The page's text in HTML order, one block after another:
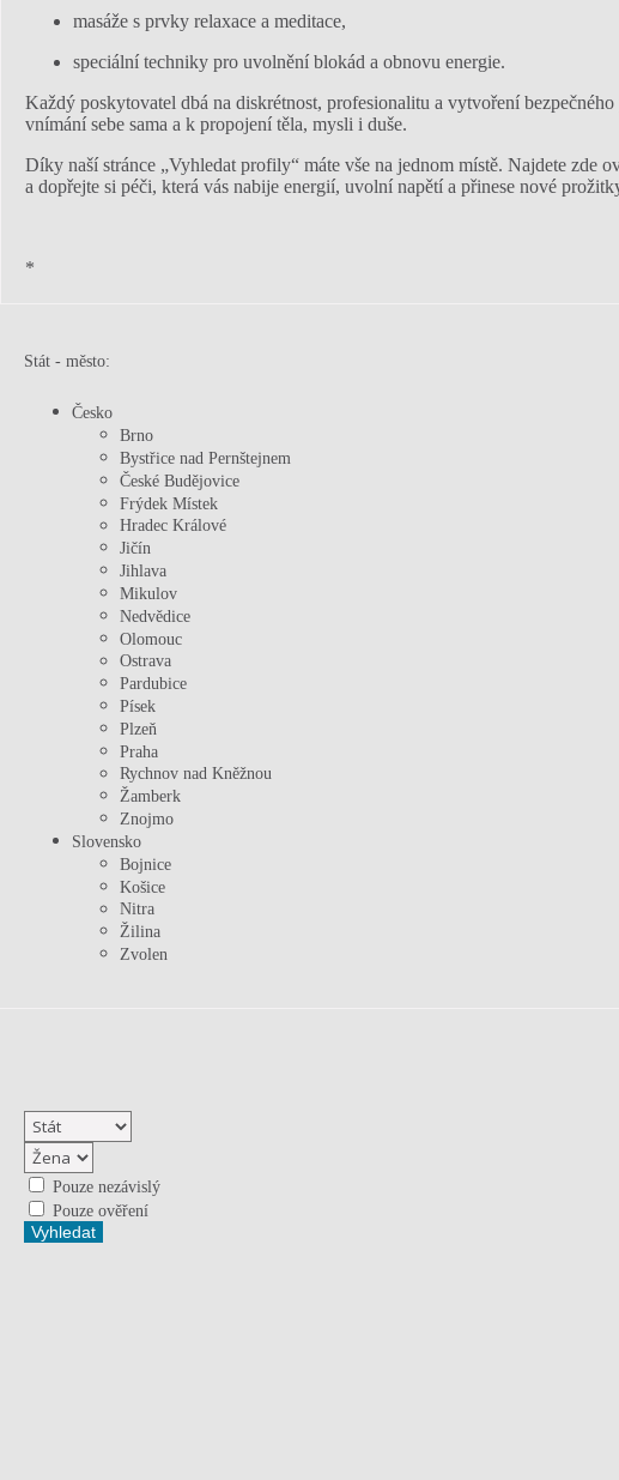
masáže s prvky relaxace a meditace,
speciální techniky pro uvolnění blokád a obnovu energie.
Každý poskytovatel dbá na diskrétnost, profesionalitu a vytvoření
vnímání sebe sama a k propojení těla, mysli i duše.
Díky naší stránce „Vyhledat profily“ máte vše na jednom místě. Najdete zde
a dopřejte si péči, která vás nabije energií, uvolní napětí a přinese nové
*
Stát - město:
Česko
Brno
Bystřice nad Pernštejnem
České Budějovice
Frýdek Místek
Hradec Králové
Jičín
Jihlava
Mikulov
Nedvědice
Olomouc
Ostrava
Pardubice
Písek
Plzeň
Praha
Rychnov nad Kněžnou
Žamberk
Znojmo
Slovensko
Bojnice
Košice
Nitra
Žilina
Zvolen
Pouze nezávislý
Pouze ověření